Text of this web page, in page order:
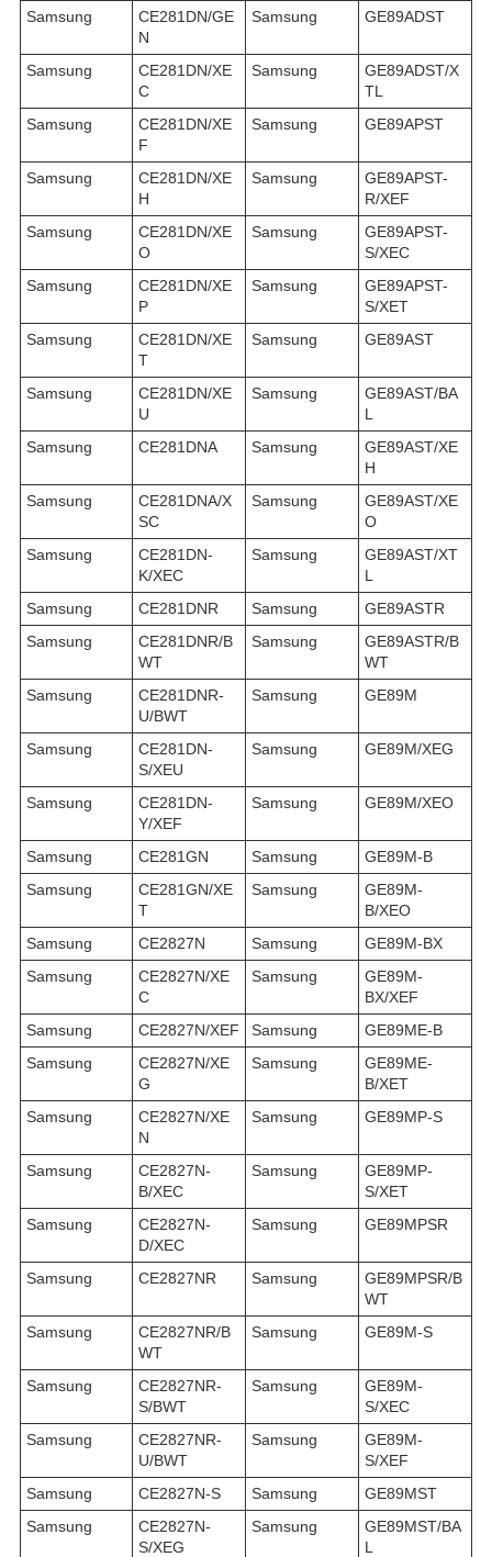
Samsung
CE281DN/GE
N
Samsung GE89ADST
Samsung
CE281DN/XE
C
Samsung
GE89ADST/X
TL
Samsung
CE281DN/XE
F
Samsung GE89APST
Samsung
CE281DN/XE
H
Samsung
GE89APST-
R/XEF
Samsung
CE281DN/XE
O
Samsung
GE89APST-
S/XEC
Samsung
CE281DN/XE
P
Samsung
GE89APST-
S/XET
Samsung
CE281DN/XE
T
Samsung GE89AST
Samsung
CE281DN/XE
U
Samsung
GE89AST/BA
L
Samsung
CE281DNA Samsung
GE89AST/XE
H
Samsung
CE281DNA/X
SC
Samsung
GE89AST/XE
O
Samsung
CE281DN-
K/XEC
Samsung
GE89AST/XT
L
Samsung
CE281DNR Samsung
GE89ASTR
Samsung
CE281DNR/B
WT
Samsung
GE89ASTR/B
WT
Samsung
CE281DNR-
U/BWT
Samsung GE89M
Samsung
CE281DN-
S/XEU
Samsung GE89M/XEG
Samsung
CE281DN-
Y/XEF
Samsung GE89M/XEO
Samsung CE281GN Samsung
GE89M-B
Samsung
CE281GN/XE
T
Samsung
GE89M-
B/XEO
Samsung
CE2827N Samsung
GE89M-BX
Samsung
CE2827N/XE
C
Samsung
GE89M-
BX/XEF
Samsung
CE2827N/XEF Samsung
GE89ME-B
Samsung
CE2827N/XE
G
Samsung
GE89ME-
B/XET
Samsung
CE2827N/XE
N
Samsung GE89MP-S
Samsung
CE2827N-
B/XEC
Samsung
GE89MP-
S/XET
Samsung
CE2827N-
D/XEC
Samsung GE89MPSR
Samsung CE2827NR Samsung
GE89MPSR/B
WT
Samsung
CE2827NR/B
WT
Samsung GE89M-S
Samsung
CE2827NR-
S/BWT
Samsung
GE89M-
S/XEC
Samsung
CE2827NR-
U/BWT
Samsung
GE89M-
S/XEF
Samsung
CE2827N-S Samsung
GE89MST
Samsung
CE2827N-
S/XEG
Samsung
GE89MST/BA
L